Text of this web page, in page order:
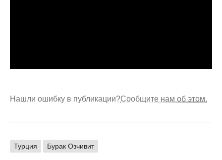
Нашли ошибку в публикации?Сообщите нам об этом.
Турция Бурак Озчивит